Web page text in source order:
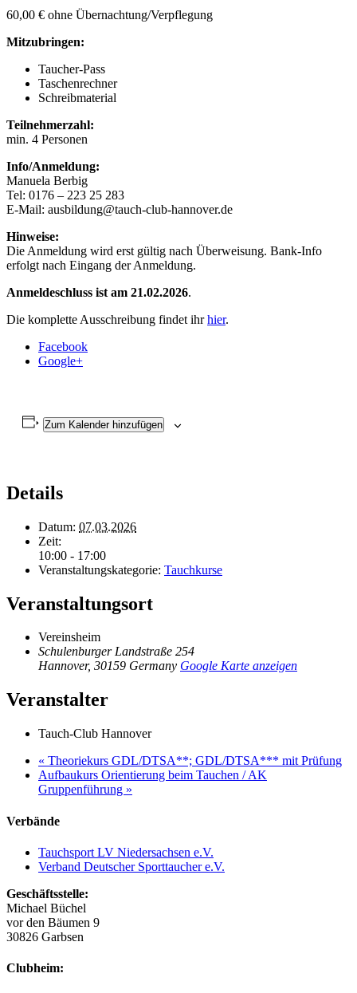
60,00 € ohne Übernachtung/Verpflegung
Mitzubringen:
Taucher-Pass
Taschenrechner
Schreibmaterial
Teilnehmerzahl:
min. 4 Personen
Info/Anmeldung:
Manuela Berbig
Tel: 0176 – 223 25 283
E-Mail: ausbildung@tauch-club-hannover.de
Hinweise:
Die Anmeldung wird erst gültig nach Überweisung. Bank-Info
erfolgt nach Eingang der Anmeldung.
Anmeldeschluss ist am 21.02.2026.
Die komplette Ausschreibung findet ihrhier.
Facebook
Google+
Zum Kalender hinzufügen
Details
Datum: 07.03.2026
Zeit:
10:00 - 17:00
Veranstaltungskategorie: Tauchkurse
Veranstaltungsort
Vereinsheim
Schulenburger Landstraße 254
Hannover, 30159 Germany Google Karte anzeigen
Veranstalter
Tauch-Club Hannover
« Theoriekurs GDL/DTSA**; GDL/DTSA*** mit Prüfung
Aufbaukurs Orientierung beim Tauchen / AK
Gruppenführung »
Verbände
Tauchsport LV Niedersachsen e.V.
Verband Deutscher Sporttaucher e.V.
Geschäftsstelle:
Michael Büchel
vor den Bäumen 9
30826 Garbsen
Clubheim: